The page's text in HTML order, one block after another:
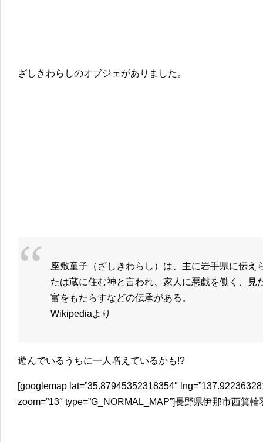
ざしきわらしのオブジェがありました。
座敷童子（ざしきわらし）は、主に岩手県に伝え
たは蔵に住む神と言われ、家人に悪戯を働く、見
富をもたらすなどの伝承がある。
Wikipediaより
遊んでいるうちに一人増えているかも!?
[googlemap lat=”35.87945352318354″
zoom=”13″ type=”G_NORMAL_MAP”]長野県伊那市西箕